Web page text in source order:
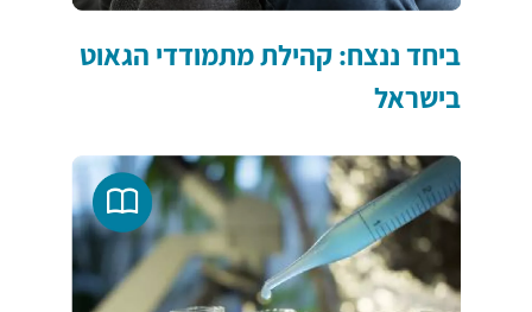
ביחד ננצח: קהילת מתמודדי הגאוט
בישראל